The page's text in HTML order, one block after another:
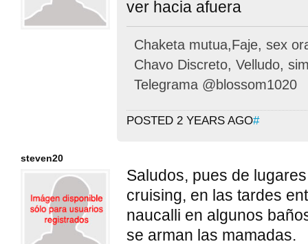
ver hacia afuera
Chaketa mutua,Faje, sex
Chavo Discreto, Velludo,
Telegrama @blossom1020
POSTED 2 YEARS AGO#
steven20
Saludos, pues de
cruising, en las tardes
naucalli en algunos
se arman las mamadas.